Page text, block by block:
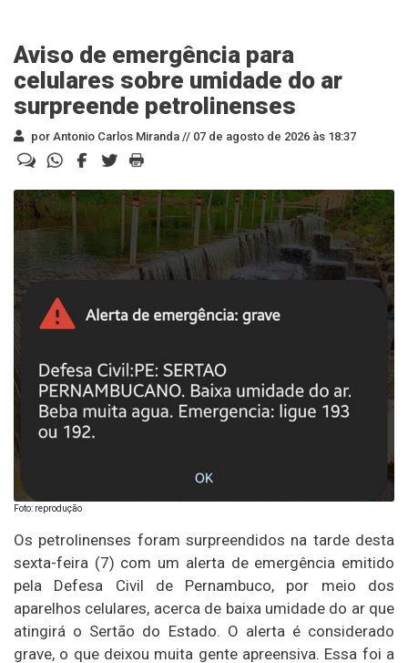
Aviso de emergência para
celulares sobre umidade do ar
surpreende petrolinenses
por Antonio Carlos Miranda // 07 de agosto de 2026 às 18:37
Foto: reprodução
Os petrolinenses foram surpreendidos na tarde desta
sexta-feira (7) com um alerta de emergência emitido
pela Defesa Civil de Pernambuco, por meio dos
aparelhos celulares, acerca de baixa umidade do ar que
atingirá o Sertão do Estado. O alerta é considerado
grave, o que deixou muita gente apreensiva. Essa foi a